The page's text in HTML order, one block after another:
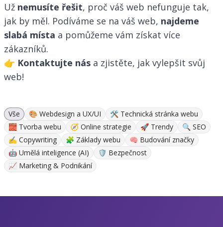
Už nemusíte řešit, proč váš web nefunguje tak,
jak by měl. Podíváme se na váš web, najdeme
slabá místa a pomůžeme vám získat více
zákazníků.
👉 Kontaktujte nás a zjistěte, jak vylepšit svůj
web!
Vše 🎨 Webdesign a UX/UI
🛠 Technická stránka webu
🧱 Tvorba webu
🧭 Online strategie 🚀 Trendy
🔍 SEO
✍ Copywriting
🧩 Základy webu
🧠 Budování značky
🤖 Umělá inteligence (AI)
🛡️ Bezpečnost
📈 Marketing & Podnikání